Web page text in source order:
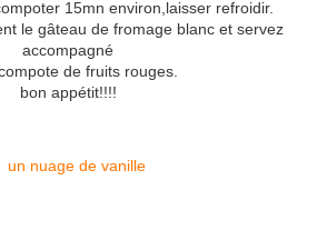
15mn environ,laisser refroidir.
le gâteau de fromage blanc et servez
accompagné
de fruits rouges.
bon appétit!!!!